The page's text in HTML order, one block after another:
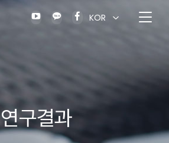
KOR
연구결과